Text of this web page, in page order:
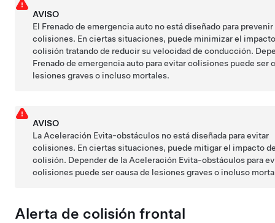
AVISO
El Frenado de emergencia auto no está diseñado para
colisiones. En ciertas situaciones, puede minimizar el
colisión tratando de reducir su velocidad de conducción.
Frenado de emergencia auto para evitar colisiones puede ser
lesiones graves o incluso mortales.
AVISO
La Aceleración Evita-obstáculos no está diseñada para evitar
colisiones. En ciertas situaciones, puede mitigar el impacto
colisión. Depender de la Aceleración Evita-obstáculos para
colisiones puede ser causa de lesiones graves o incluso
Alerta de colisión frontal